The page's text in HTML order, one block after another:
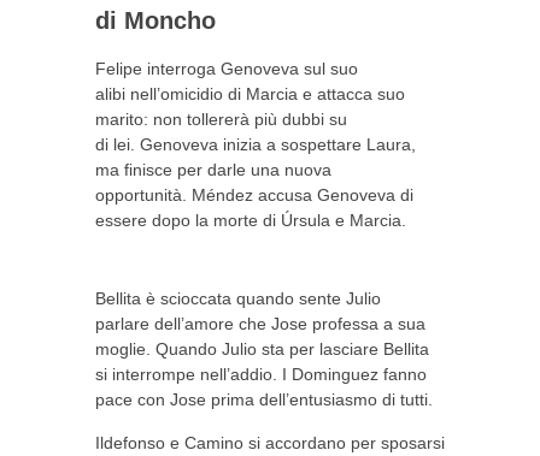
di Moncho
Felipe interroga Genoveva sul suo
alibi nell’omicidio di Marcia e attacca suo
marito: non tollererà più dubbi su
di lei. Genoveva inizia a sospettare Laura,
ma finisce per darle una nuova
opportunità. Méndez accusa Genoveva di
essere dopo la morte di Úrsula e Marcia.
Bellita è scioccata quando sente Julio
parlare dell’amore che Jose professa a sua
moglie. Quando Julio sta per lasciare Bellita
si interrompe nell’addio. I Dominguez fanno
pace con Jose prima dell’entusiasmo di tutti.
Ildefonso e Camino si accordano per sposarsi